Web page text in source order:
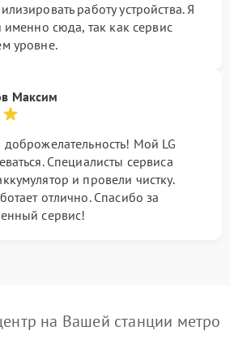
работу устройства. Я
именно сюда, так как сервис
уровне.
Максим
Мой LG
Специалисты сервиса
и провели чистку.
отлично. Спасибо за
сервис!
на Вашей станции метро